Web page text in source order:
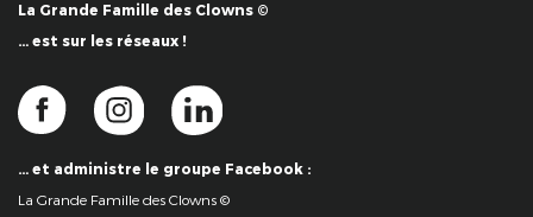
La Grande Famille des Clowns ©
… est sur les réseaux !
… et administre le groupe Facebook :
La Grande Famille des Clowns ©